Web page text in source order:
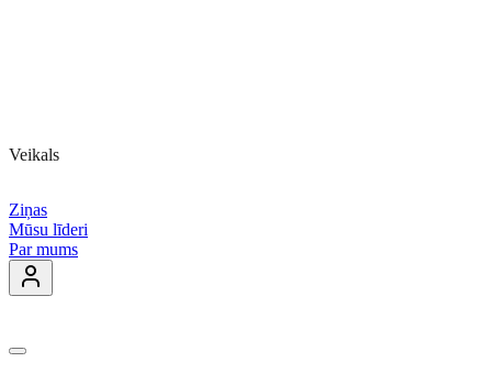
Veikals
Ziņas
Mūsu līderi
Par mums